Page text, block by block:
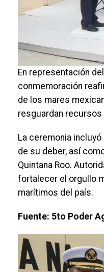
En representación
conmemoración
de los mares
resguardan
La ceremonia
de su deber, así
Quintana Roo.
fortalecer el orgullo
marítimos del país.
Fuente: 5to Poder